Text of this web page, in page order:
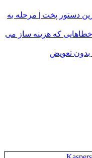
دستور پخت | مرحله به
خطاهایی که هزینه ساز می
بدون تعویض